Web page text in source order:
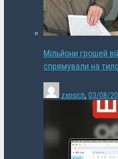
Мільйони грошей
спрямували на
zapsich, 03/08/